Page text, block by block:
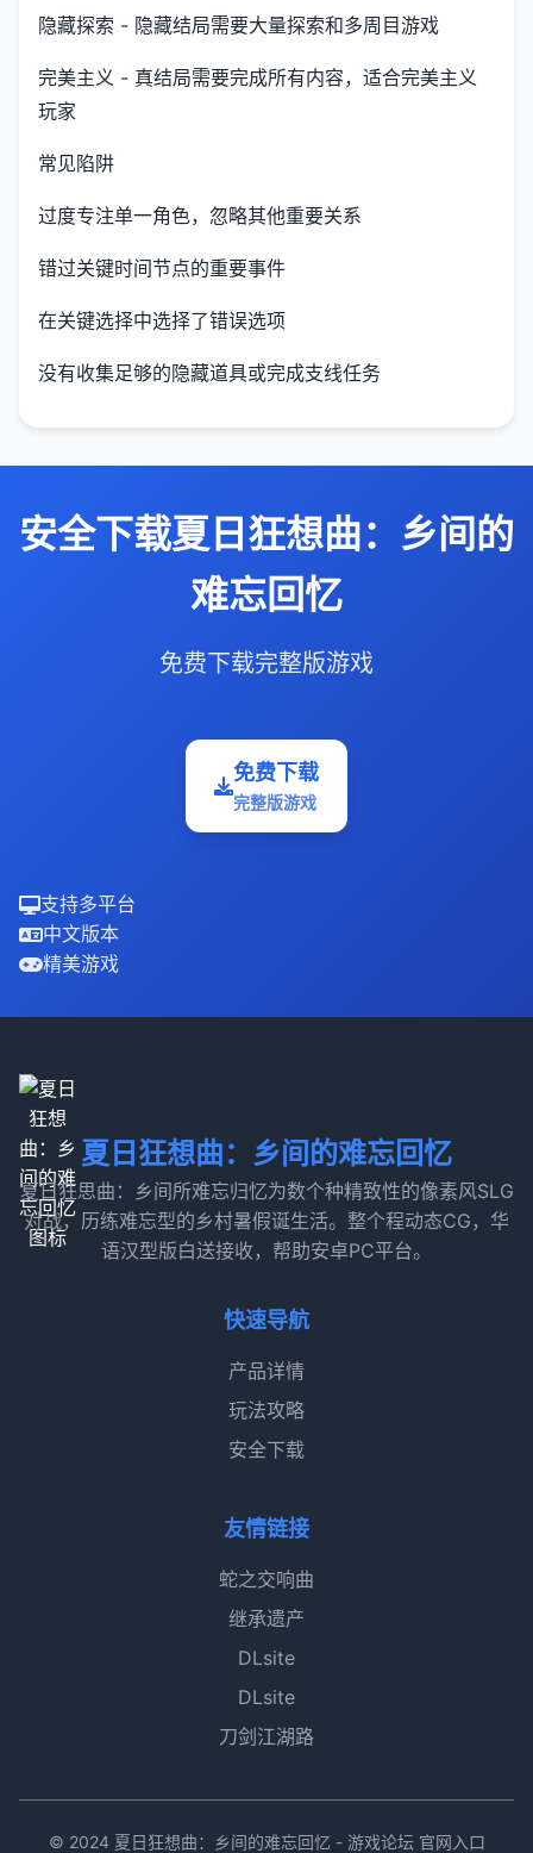
隐藏探索 - 隐藏结局需要大量探索和多周目游戏
完美主义 - 真结局需要完成所有内容，适合完美主义
玩家
常见陷阱
过度专注单一角色，忽略其他重要关系
错过关键时间节点的重要事件
在关键选择中选择了错误选项
没有收集足够的隐藏道具或完成支线任务
安全下载夏日狂想曲：乡间的
难忘回忆
免费下载完整版游戏
免费下载
完整版游戏
支持多平台
中文版本
精美游戏
夏日狂想曲：乡间的难忘回忆
夏日狂思曲：乡间所难忘归忆为数个种精致性的像素风SLG
对战，历练难忘型的乡村暑假诞生活。整个程动态CG，华
语汉型版白送接收，帮助安卓PC平台。
快速导航
产品详情
玩法攻略
安全下载
友情链接
蛇之交响曲
继承遗产
DLsite
DLsite
刀剑江湖路
© 2024 夏日狂想曲：乡间的难忘回忆 - 游戏论坛 官网入口